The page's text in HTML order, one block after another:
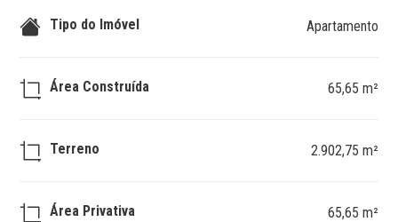
Tipo do Imóvel Apartamento
Área Construída 65,65 m²
Terreno 2.902,75 m²
Área Privativa 65,65 m²